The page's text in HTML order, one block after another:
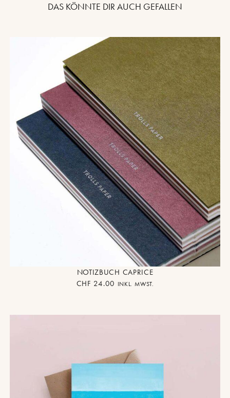
DAS KÖNNTE DIR AUCH GEFALLEN
NOTIZBUCH CAPRICE
CHF 24.00 INKL. MWST.